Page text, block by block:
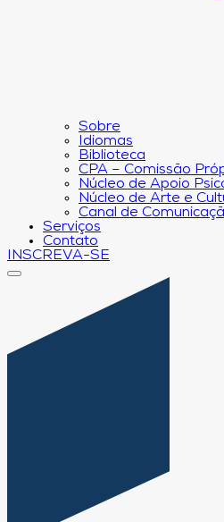
Sobre
Idiomas
Biblioteca
CPA – Comissão
Núcleo de Apoio
Núcleo de Arte e
Canal de
Serviços
Contato
INSCREVA-SE